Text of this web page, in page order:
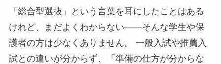
「総合型選抜」という言葉を耳にしたことはある
けれど、まだよくわからない――そんな学生や保
護者の方は少なくありません。 一般入試や推薦入
試との違いが分からず、「準備の仕方が分からな